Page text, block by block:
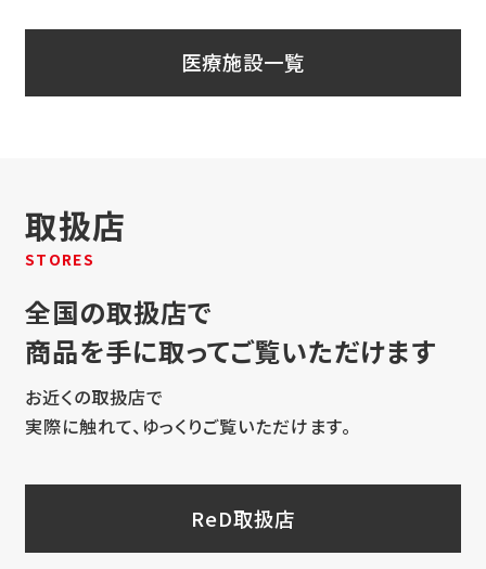
医療施設一覧
取扱店
STORES
全国の取扱店で
商品を手に取ってご覧いただけます
お近くの取扱店で
実際に触れて、ゆっくりご覧いただけます。
ReD取扱店